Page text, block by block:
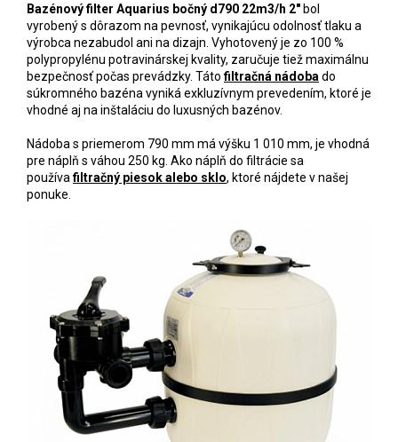
Bazénový filter Aquarius bočný d790 22m3/h 2" bol
vyrobený s dôrazom na pevnosť, vynikajúcu odolnosť tlaku a
výrobca nezabudol ani na dizajn. Vyhotovený je zo 100 %
polypropylénu potravinárskej kvality, zaručuje tiež maximálnu
bezpečnosť počas prevádzky. Tátofiltračná nádoba do
súkromného bazéna vyniká exkluzívnym prevedením, ktoré je
vhodné aj na inštaláciu do luxusných bazénov.
Nádoba s priemerom 790 mm má výšku 1 010 mm, je vhodná
pre náplň s váhou 250 kg. Ako náplň do filtrácie sa
používa filtračný piesok alebo sklo, ktoré nájdete v našej
ponuke.